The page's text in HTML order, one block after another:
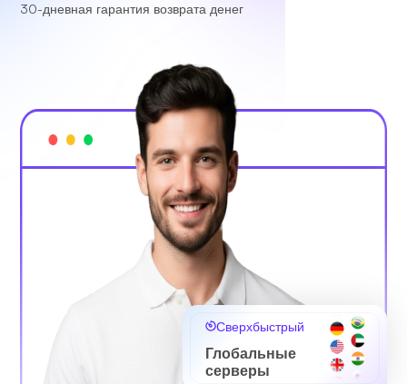
30-дневная гарантия возврата денег
Сверхбыстрый
Глобальные
серверы